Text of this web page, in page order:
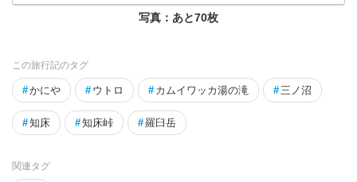
写真：あと70枚
この旅行記のタグ
#かにや # ウトロ # カムイワッカ湯の滝 # 三ノ沼
#知床 #知床峠 #羅臼岳
関連タグ